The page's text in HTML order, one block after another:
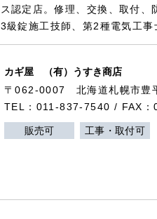
認定店。修理、交換、取付
級錠施工技師、第2種電気工事
カギ屋 （有）うすき商店
〒062-0007 北海道札幌市豊
TEL：011-837-7540 / FAX：
販売可 工事・取付可